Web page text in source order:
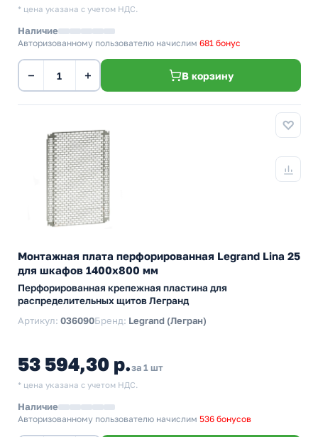
* цена указана с учетом НДС.
Наличие
Авторизованному пользователю начислим 681 бонус
− + В корзину
Монтажная плата перфорированная Legrand Lina 25
для шкафов 1400х800 мм
Перфорированная крепежная пластина для
распределительных щитов Легранд
Артикул: 036090Бренд: Legrand (Легран)
53 594,30 р.за 1 шт
* цена указана с учетом НДС.
Наличие
Авторизованному пользователю начислим 536 бонусов